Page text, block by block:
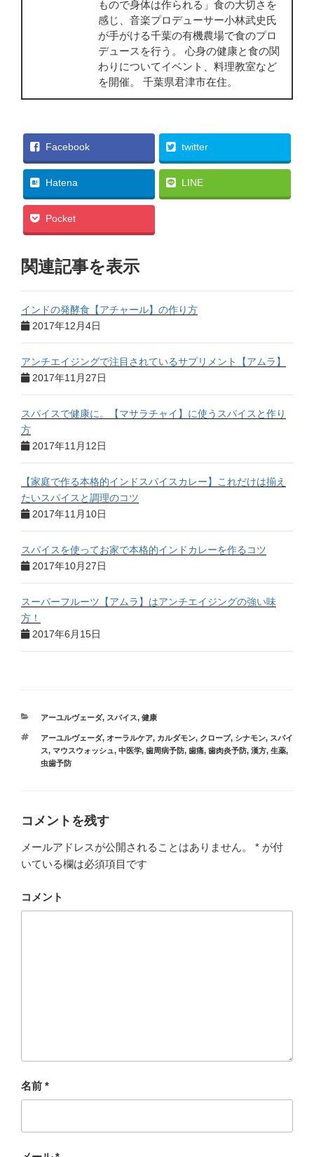
もので身体は作られる」食の大切さを
感じ、音楽プロデューサー小林武史氏
が手がける千葉の有機農場で食のプロ
デュースを行う。 心身の健康と食の関
わりについてイベント、料理教室など
を開催。 千葉県君津市在住。
Facebook twitter
Hatena LINE
Pocket
関連記事を表示
インドの発酵食【アチャール】の作り方
2017年12月4日
アンチエイジングで注目されているサプリメント【アムラ】
2017年11月27日
スパイスで健康に。【マサラチャイ】に使うスパイスと作り
方
2017年11月12日
【家庭で作る本格的インドスパイスカレー】これだけは揃え
たいスパイスと調理のコツ
2017年11月10日
スパイスを使ってお家で本格的インドカレーを作るコツ
2017年10月27日
スーパーフルーツ【アムラ】はアンチエイジングの強い味
方！
2017年6月15日
アーユルヴェーダ, スパイス, 健康
アーユルヴェーダ, オーラルケア, カルダモン, クローブ, シナモン, スパイ
ス, マウスウォッシュ , 中医学, 歯周病予防, 歯痛, 歯肉炎予防, 漢方, 生薬,
虫歯予防
コメントを残す
メールアドレスが公開されることはありません。 * が付
いている欄は必須項目です
コメント
名前 *